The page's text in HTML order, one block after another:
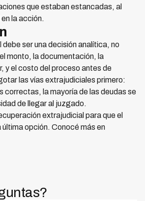
que estaban estancadas, al
la acción.
debe ser una decisión analítica, no
monto, la documentación, la
y el costo del proceso antes de
las vías extrajudiciales primero:
correctas, la mayoría de las deudas se
de llegar al juzgado.
extrajudicial para que el
última opción. Conocé más en